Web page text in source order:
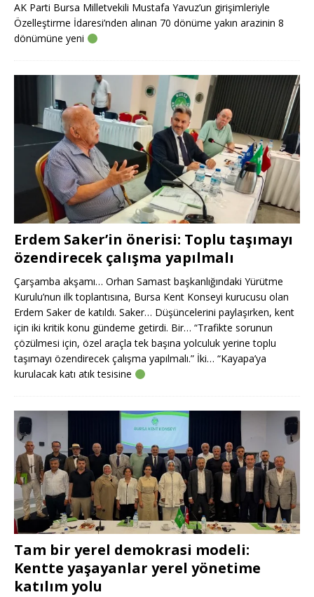
AK Parti Bursa Milletvekili Mustafa Yavuz’un girişimleriyle
Özelleştirme İdaresi’nden alınan 70 dönüme yakın arazinin 8
dönümüne yeni
Erdem Saker’in önerisi: Toplu taşımayı
özendirecek çalışma yapılmalı
Çarşamba akşamı… Orhan Samast başkanlığındaki Yürütme
Kurulu’nun ilk toplantısına, Bursa Kent Konseyi kurucusu olan
Erdem Saker de katıldı. Saker… Düşüncelerini paylaşırken, kent
için iki kritik konu gündeme getirdi. Bir… “Trafikte sorunun
çözülmesi için, özel araçla tek başına yolculuk yerine toplu
taşımayı özendirecek çalışma yapılmalı.” İki… “Kayapa’ya
kurulacak katı atık tesisine
Tam bir yerel demokrasi modeli:
Kentte yaşayanlar yerel yönetime
katılım yolu